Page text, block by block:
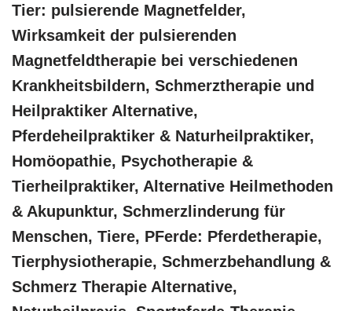
Tier: pulsierende Magnetfelder,
Wirksamkeit der pulsierenden
Magnetfeldtherapie bei verschiedenen
Krankheitsbildern, Schmerztherapie und
Heilpraktiker Alternative,
Pferdeheilpraktiker & Naturheilpraktiker,
‎Homöopathie, ‎Psychotherapie &
‎Tierheilpraktiker, Alternative Heilmethoden
& Akupunktur, Schmerzlinderung für
Menschen, Tiere, PFerde: Pferdetherapie,
Tierphysiotherapie, Schmerzbehandlung &
Schmerz Therapie Alternative,